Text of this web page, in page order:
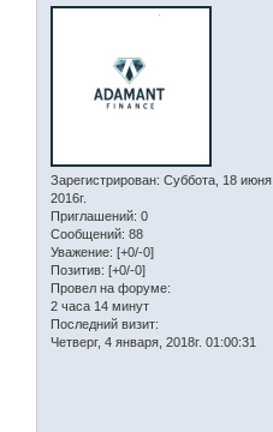
Зарегистрирован: Суббота, 18 июня,
2016г.
Приглашений: 0
Сообщений: 88
Уважение: [+0/-0]
Позитив: [+0/-0]
Провел на форуме:
2 часа 14 минут
Последний визит:
Четверг, 4 января, 2018г. 01:00:31